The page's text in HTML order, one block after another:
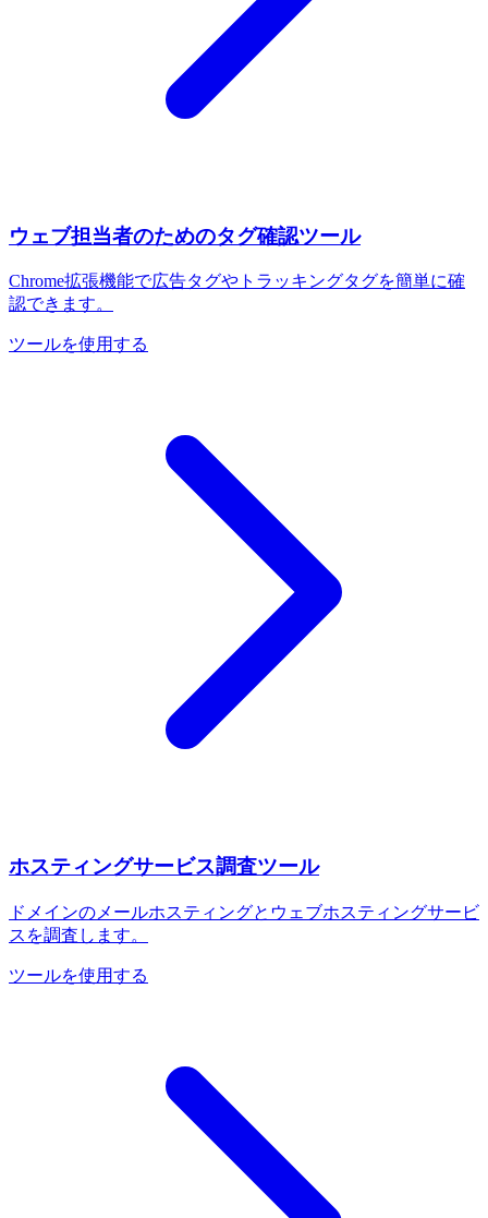
ウェブ担当者のためのタグ確認ツール
Chrome拡張機能で広告タグやトラッキングタグを簡単に確
認できます。
ツールを使用する
ホスティングサービス調査ツール
ドメインのメールホスティングとウェブホスティングサービ
スを調査します。
ツールを使用する